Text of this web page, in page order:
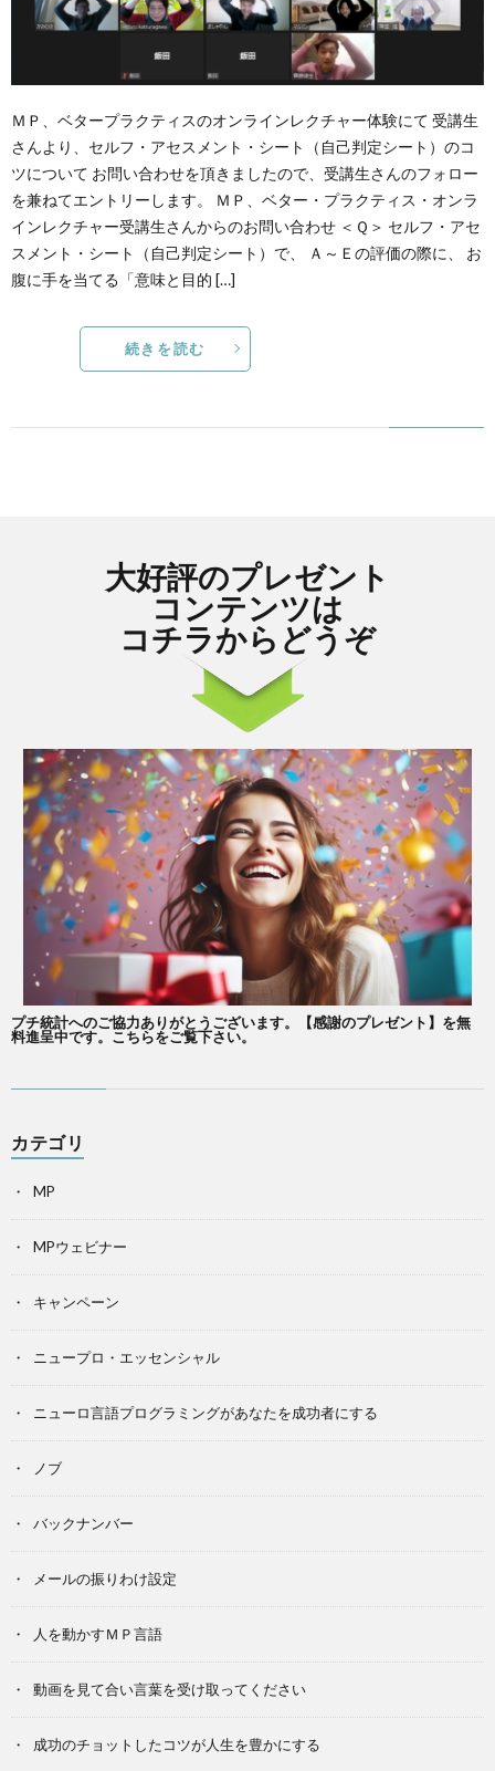
ＭＰ、ベタープラクティスのオンラインレクチャー体験にて 受講生
さんより、セルフ・アセスメント・シート（自己判定シート）のコ
ツについて お問い合わせを頂きましたので、受講生さんのフォロー
を兼ねてエントリーします。 ＭＰ、ベター・プラクティス・オンラ
インレクチャー受講生さんからのお問い合わせ ＜Ｑ＞ セルフ・アセ
スメント・シート（自己判定シート）で、 Ａ～Ｅの評価の際に、 お
腹に手を当てる「意味と目的 […]
続きを読む
大好評のプレゼント
コンテンツは
コチラからどうぞ
プチ統計へのご協力ありがとうございます。【感謝のプレゼント】を無
料進呈中です。こちらをご覧下さい。
カテゴリ
MP
MPウェビナー
キャンペーン
ニュープロ・エッセンシャル
ニューロ言語プログラミングがあなたを成功者にする
ノブ
バックナンバー
メールの振りわけ設定
人を動かすＭＰ言語
動画を見て合い言葉を受け取ってください
成功のチョットしたコツが人生を豊かにする